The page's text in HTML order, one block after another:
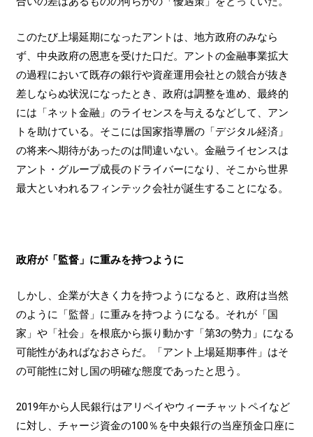
このたび上場延期になったアントは、地方政府のみなら
ず、中央政府の恩恵を受けた口だ。アントの金融事業拡大
の過程において既存の銀行や資産運用会社との競合が抜き
差しならぬ状況になったとき、政府は調整を進め、最終的
には「ネット金融」のライセンスを与えるなどして、アン
トを助けている。そこには国家指導層の「デジタル経済」
の将来へ期待があったのは間違いない。金融ライセンスは
アント・グループ成長のドライバーになり、そこから世界
最大といわれるフィンテック会社が誕生することになる。
政府が「監督」に重みを持つように
しかし、企業が大きく力を持つようになると、政府は当然
のように「監督」に重みを持つようになる。それが「国
家」や「社会」を根底から振り動かす「第3の勢力」になる
可能性があればなおさらだ。「アント上場延期事件」はそ
の可能性に対し国の明確な態度であったと思う。
2019年から人民銀行はアリペイやウィーチャットペイなど
に対し、チャージ資金の100％を中央銀行の当座預金口座に